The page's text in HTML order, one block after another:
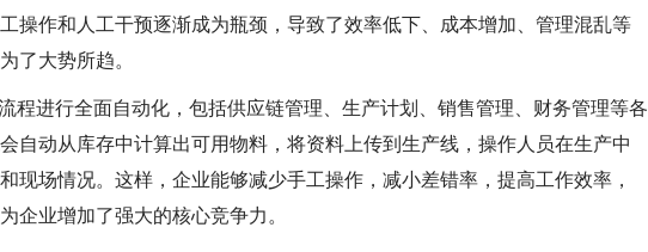
操作和人工干预逐渐成为瓶颈，导致了效率低下、成本增加、管理混乱等
了大势所趋。
程进行全面自动化，包括供应链管理、生产计划、销售管理、财务管理等各
自动从库存中计算出可用物料，将资料上传到生产线，操作人员在生产中
现场情况。这样，企业能够减少手工操作，减小差错率，提高工作效率，
企业增加了强大的核心竞争力。